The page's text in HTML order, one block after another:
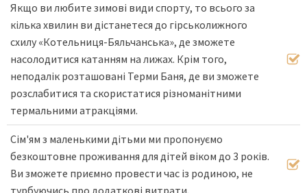
Якщо ви любите зимові види спорту, то всього за
кілька хвилин ви дістанетеся до гірськолижного
схилу «Котельниця-Бяльчанська», де зможете
насолодитися катанням на лижах. Крім того,
неподалік розташовані Терми Баня, де ви зможете
розслабитися та скористатися різноманітними
термальними атракціями.
Сім'ям з маленькими дітьми ми пропонуємо
безкоштовне проживання для дітей віком до 3 років.
Ви зможете приємно провести час із родиною, не
турбуючись про додаткові витрати.